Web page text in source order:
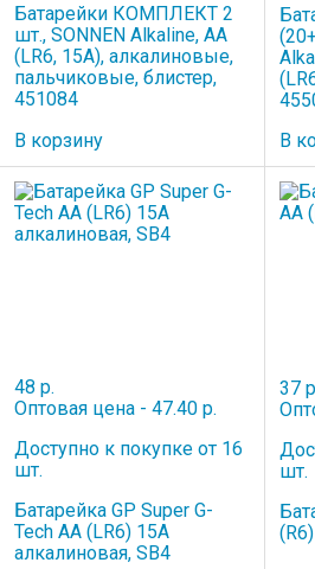
Батарейки КОМПЛЕКТ 2
шт., SONNEN Alkaline, АА
(LR6, 15А), алкалиновые,
пальчиковые, блистер,
451084
В корзину
В
48 р.
Оптовая цена - 47.40 р.
Доступно к покупке от 16
шт.
Батарейка GP Super G-
Tech AA (LR6) 15A
алкалиновая, SB4
37
шт.